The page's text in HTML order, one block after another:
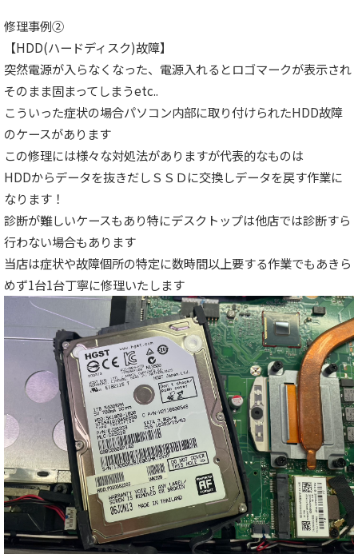
修理事例②
【HDD(ハードディスク)故障】
突然電源が入らなくなった、電源入れるとロゴマークが表示され
そのまま固まってしまうetc..
こういった症状の場合パソコン内部に取り付けられたHDD故障
のケースがあります
この修理には様々な対処法がありますが代表的なものは
HDDからデータを抜きだしＳＳＤに交換しデータを戻す作業に
なります！
診断が難しいケースもあり特にデスクトップは他店では診断すら
行わない場合もあります
当店は症状や故障個所の特定に数時間以上要する作業でもあきら
めず1台1台丁寧に修理いたします